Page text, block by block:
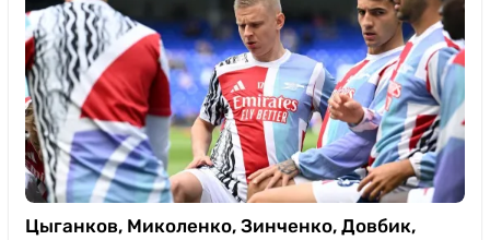
Цыганков, Миколенко, Зинченко, Довбик,